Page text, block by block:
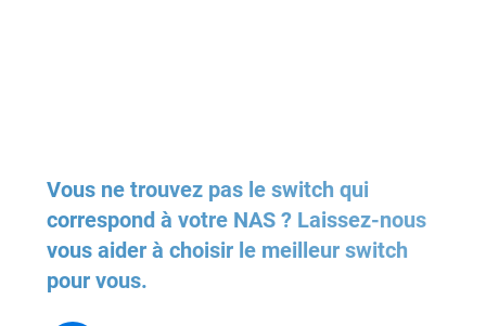
Vous ne trouvez pas le switch qui
correspond à votre NAS ? Laissez-nous
vous aider à choisir le meilleur switch
pour vous.